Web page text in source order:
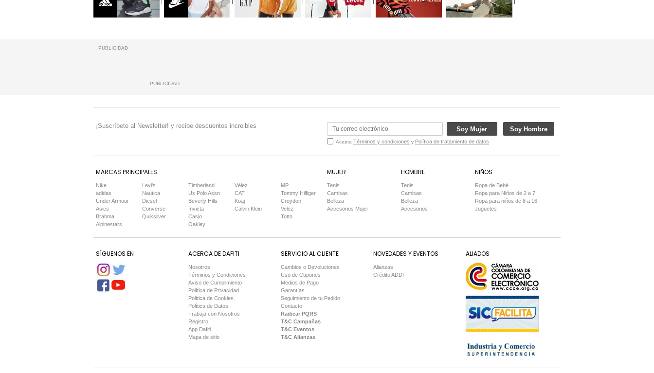
PUBLICIDAD
PUBLICIDAD
¡Suscríbete al Newsletter! y recibe descuentos increibles Soy Mujer Soy Hombre
Acepta Términos y condiciones y Política de tratamiento de datos
MARCAS PRINCIPALES
Nike
adidas
Under Armour
Asics
Brahma
Alpinestars
Levi's
Nautica
Diesel
Converse
Quiksilver
Timberland
Us Polo Assn
Beverly Hills
Invicta
Casio
Oakley
Vélez
CAT
Koaj
Calvin Klein
MP
Tommy Hilfiger
Croydon
Velez
Totto
MUJER
Tenis
Camisas
Belleza
Accesorios Mujer
HOMBRE
Tenis
Camisas
Belleza
Accesorios
NIÑOS
Ropa de Bebé
Ropa para Niños de 2 a 7
Ropa para niños de 8 a 16
Juguetes
SÍGUENOS EN ACERCA DE DAFITI
Nosotros
Términos y Condiciones
Aviso de Cumplimiento
Política de Privacidad.
Política de Cookies.
Política de Datos
Trabaja con Nosotros
Registro
App Dafiti
Mapa de sitio
SERVICIO AL CLIENTE
Cambios o Devoluciones
Uso de Cupones
Medios de Pago
Garantías
Seguimiento de tu Pedido
Contacto
Radicar PQRS
T&C Campañas
T&C Eventos
T&C Alianzas
NOVEDADES Y EVENTOS
Alianzas
Crédito ADDI
ALIADOS